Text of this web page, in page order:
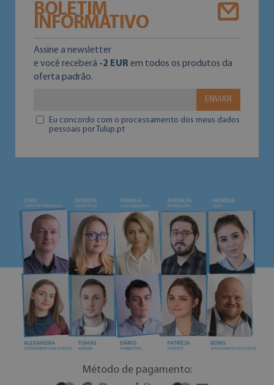
BOLETIM
INFORMATIVO
Assine a newsletter
e você receberá -2 EUR em todos os produtos da
oferta padrão.
ENVIAR
Eu concordo com o processamento dos meus dados
pessoais por Tulup.pt
Método de pagamento: